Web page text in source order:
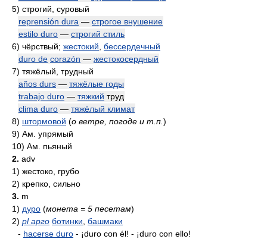
5) строгий, суровый
reprensión dura — строгое внушение
estilo duro — строгий стиль
6) чёрствый; жестокий бессердечный
duro de corazón — жестокосердный
7) тяжёлый, трудный
años durs — тяжёлые годы
trabajo duro — тяжкий труд
clima duro — тяжёлый климат
8) штормовой (о ветре, погоде и т.п. )
9) Ам. упрямый
10) Ам. пьяный
2. adv
1) жестоко, грубо
2) крепко, сильно
3. m
1) дуро (монета = 5 песетам)
2) pl арго ботинки башмаки
- hacerse duro - ¡duro con él! - ¡duro con ello!